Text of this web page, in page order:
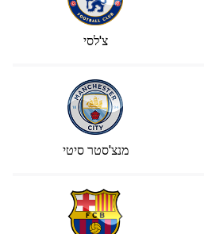
צ'לסי
מנצ'סטר סיטי